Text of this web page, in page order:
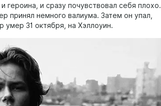
героина, и сразу почувствовал себя плохо.
принял немного валиума. Затем он упал,
умер 31 октября, на Хэллоуин.